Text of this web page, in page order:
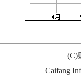
(C)
Caifang